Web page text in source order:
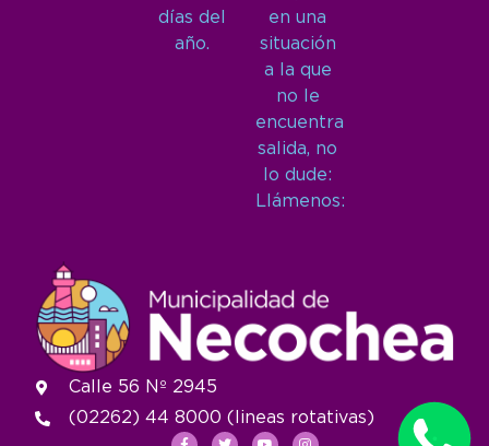
días del
año.
en una
situación
a la que
no le
encuentra
salida, no
lo dude:
Llámenos:
Calle 56 Nº 2945
(02262) 44 8000 (lineas rotativas)